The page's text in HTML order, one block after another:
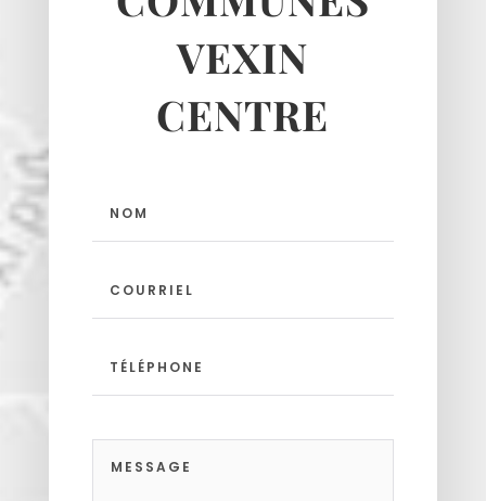
Neuilly-en-vexin
Seraincourt
Themericourt
Theuville
VEXIN
CENTRE